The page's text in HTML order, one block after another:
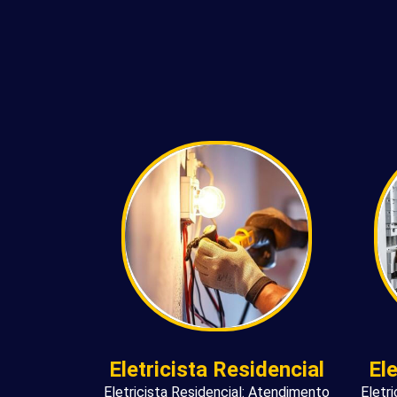
Eletricista Residencial
Eletricista Residencial: Atendimento